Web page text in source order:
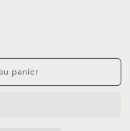
panier